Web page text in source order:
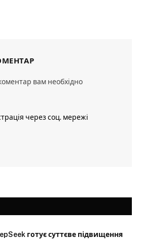
вам необхідно
через соц. мережі
готує суттєве підвищення